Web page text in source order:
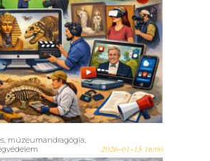
intelligencia,
az online
és
–
jelentkezni a
képzéseire!
, múzeumandragógia,
2026-01-15 16:00